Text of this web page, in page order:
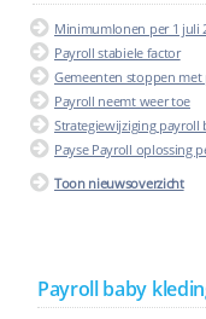
Minimumlonen per 1 juli
Payroll stabiele factor
Gemeenten stoppen met
Payroll neemt weer toe
Strategiewijziging payroll
Payse Payroll oplossing
Toon nieuwsoverzicht
Payroll baby